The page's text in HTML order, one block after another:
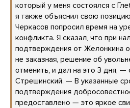
который у меня состоялся с
я также объяснил свою
Черкасов попросил время на
конфликта. Я сказал, что при
подтверждения от Желонкина о
не заказная, решение об
отменить, и дал на это 3 дня, —
Стрешинский. — В указанные
подтверждения
предоставлено — это яркое